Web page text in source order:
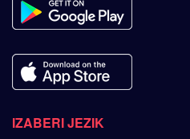
IZABERI JEZIK